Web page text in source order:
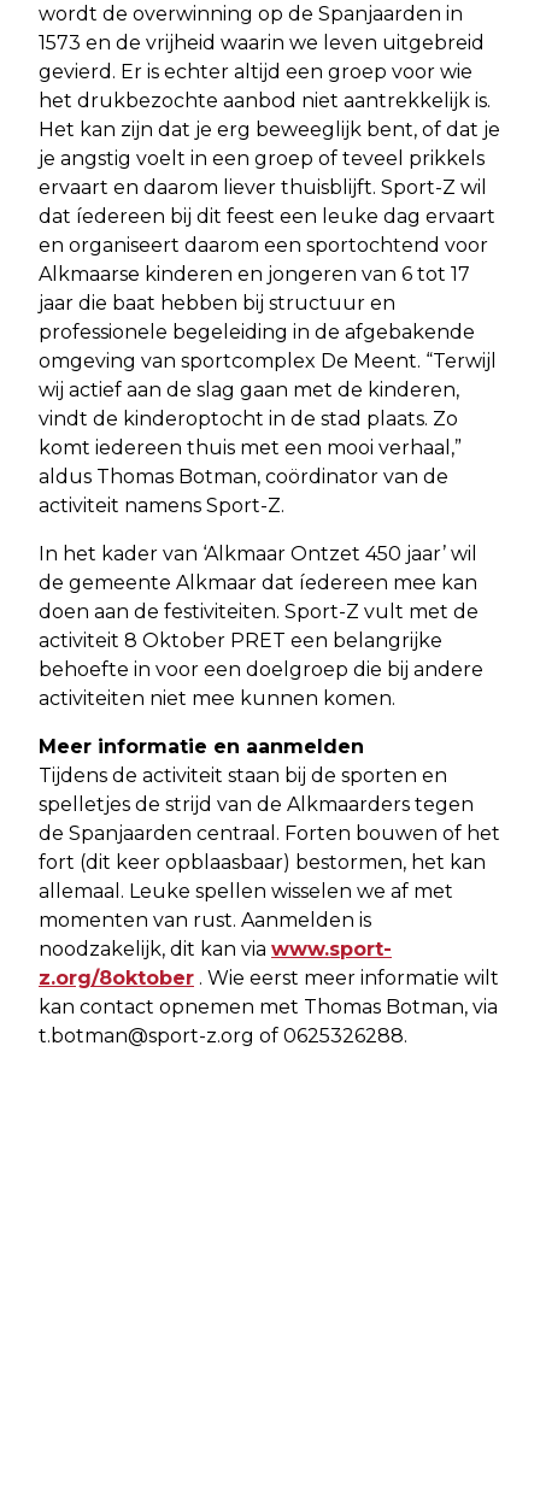
wordt de overwinning op de Spanjaarden in
1573 en de vrijheid waarin we leven uitgebreid
gevierd. Er is echter altijd een groep voor wie
het drukbezochte aanbod niet aantrekkelijk is.
Het kan zijn dat je erg beweeglijk bent, of dat je
je angstig voelt in een groep of teveel prikkels
ervaart en daarom liever thuisblijft. Sport-Z wil
dat íedereen bij dit feest een leuke dag ervaart
en organiseert daarom een sportochtend voor
Alkmaarse kinderen en jongeren van 6 tot 17
jaar die baat hebben bij structuur en
professionele begeleiding in de afgebakende
omgeving van sportcomplex De Meent. “Terwijl
wij actief aan de slag gaan met de kinderen,
vindt de kinderoptocht in de stad plaats. Zo
komt iedereen thuis met een mooi verhaal,”
aldus Thomas Botman, coördinator van de
activiteit namens Sport-Z.
In het kader van ‘Alkmaar Ontzet 450 jaar’ wil
de gemeente Alkmaar dat íedereen mee kan
doen aan de festiviteiten. Sport-Z vult met de
activiteit 8 Oktober PRET een belangrijke
behoefte in voor een doelgroep die bij andere
activiteiten niet mee kunnen komen.
Meer informatie en aanmelden
Tijdens de activiteit staan bij de sporten en
spelletjes de strijd van de Alkmaarders tegen
de Spanjaarden centraal. Forten bouwen of het
fort (dit keer opblaasbaar) bestormen, het kan
allemaal. Leuke spellen wisselen we af met
momenten van rust. Aanmelden is
noodzakelijk, dit kan via www.sport-
z.org/8oktober . Wie eerst meer informatie wilt
kan contact opnemen met Thomas Botman, via
t.botman@sport-z.org of 0625326288.